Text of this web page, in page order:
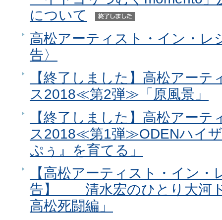
について
高松アーティスト・イン・レ
告〉
【終了しました】高松アー
ス2018≪第2弾≫「原風景」
【終了しました】高松アー
ス2018≪第1弾≫ODENハイ
ぷぅ』を育てる」
【高松アーティスト・イン
告】 清水宏のひとり大河ド
高松死闘編」